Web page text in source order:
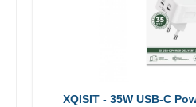
XQISIT - 35W USB-C